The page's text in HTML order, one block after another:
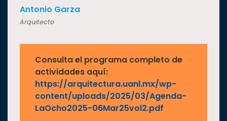
Antonio Garza
Arquitecto
Consulta el programa completo de
actividades aquí:
https://arquitectura.uanl.mx/wp-
content/uploads/2025/03/Agenda-
LaOcho2025-06Mar25vol2.pdf